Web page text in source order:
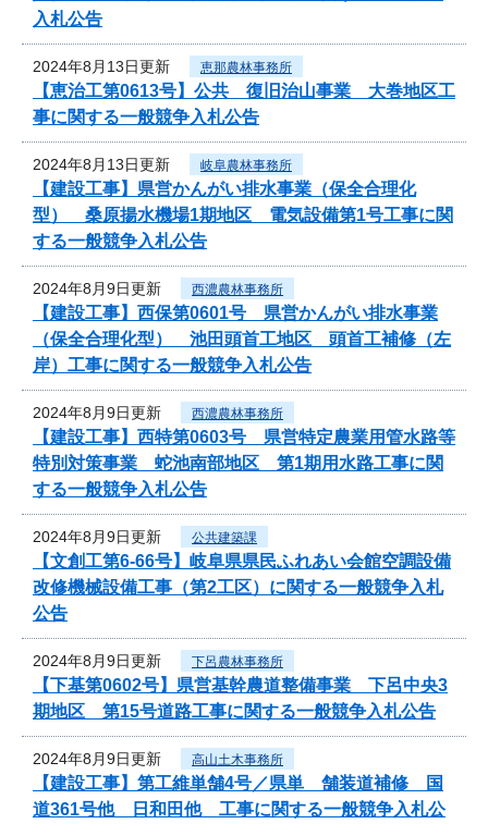
入札公告
2024年8月13日更新 恵那農林事務所
【恵治工第0613号】公共 復旧治山事業 大巻地区工
事に関する一般競争入札公告
2024年8月13日更新 岐阜農林事務所
【建設工事】県営かんがい排水事業（保全合理化
型） 桑原揚水機場1期地区 電気設備第1号工事に関
する一般競争入札公告
2024年8月9日更新 西濃農林事務所
【建設工事】西保第0601号 県営かんがい排水事業
（保全合理化型） 池田頭首工地区 頭首工補修（左
岸）工事に関する一般競争入札公告
2024年8月9日更新 西濃農林事務所
【建設工事】西特第0603号 県営特定農業用管水路等
特別対策事業 蛇池南部地区 第1期用水路工事に関
する一般競争入札公告
2024年8月9日更新 公共建築課
【文創工第6-66号】岐阜県県民ふれあい会館空調設備
改修機械設備工事（第2工区）に関する一般競争入札
公告
2024年8月9日更新 下呂農林事務所
【下基第0602号】県営基幹農道整備事業 下呂中央3
期地区 第15号道路工事に関する一般競争入札公告
2024年8月9日更新 高山土木事務所
【建設工事】第工維単舗4号／県単 舗装道補修 国
道361号他 日和田他 工事に関する一般競争入札公